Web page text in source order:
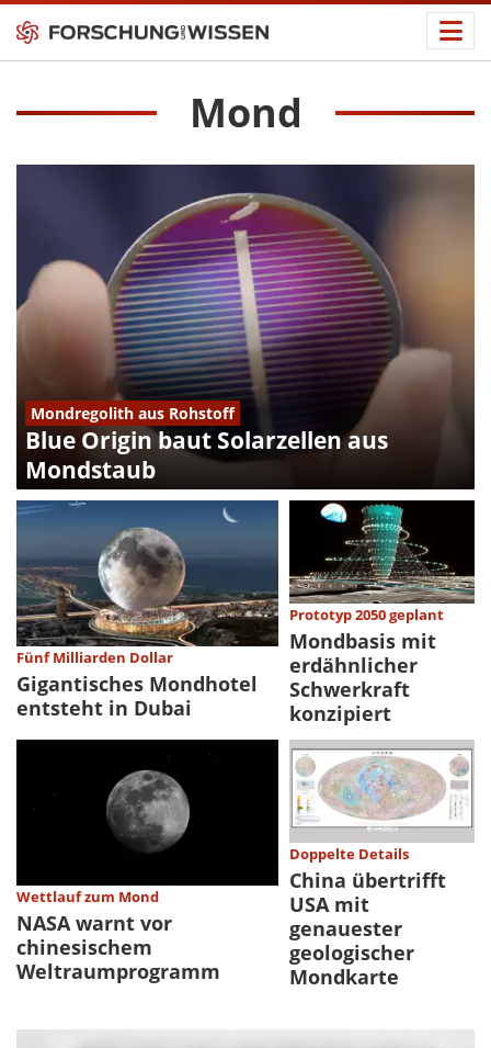
Mond
Mondregolith aus Rohstoff
Blue Origin baut Solarzellen aus
Mondstaub
Fünf Milliarden Dollar
Gigantisches Mondhotel
entsteht in Dubai
Prototyp 2050 geplant
Mondbasis mit
erdähnlicher
Schwerkraft
konzipiert
Wettlauf zum Mond
NASA warnt vor
chinesischem
Weltraumprogramm
Doppelte Details
China übertrifft
USA mit
genauester
geologischer
Mondkarte